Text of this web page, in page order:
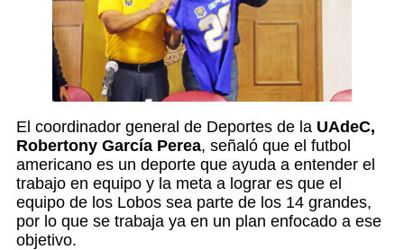
El coordinador general de Deportes de la UAdeC,
Robertony García Perea, señaló que el futbol
americano es un deporte que ayuda a entender el
trabajo en equipo y la meta a lograr es que el
equipo de los Lobos sea parte de los 14 grandes,
por lo que se trabaja ya en un plan enfocado a ese
objetivo.